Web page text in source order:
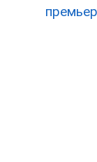
премьер